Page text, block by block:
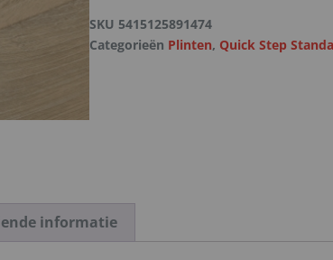
SKU 5415125891474
Categorieën Plinten, Quick Step
informatie